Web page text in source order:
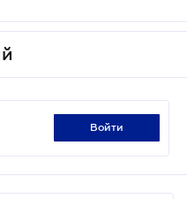
войти